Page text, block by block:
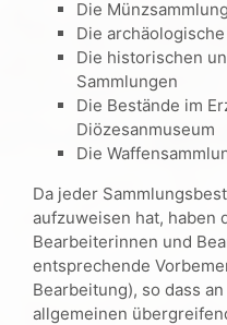
Die Münzsammlung
Die
Die historischen
Sammlungen
Die Bestände im
Diözesanmuseum
Die
Da jeder
aufzuweisen hat, haben
Bearbeiterinnen und
entsprechende
Bearbeitung), so dass
allgemeinen